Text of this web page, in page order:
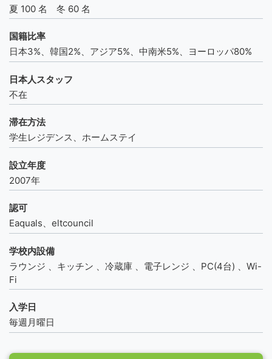
夏 100 名 冬 60 名
国籍比率
日本3%、韓国2%、アジア5%、中南米5%、ヨーロッパ80%
日本人スタッフ
不在
滞在方法
学生レジデンス、ホームステイ
設立年度
2007年
認可
Eaquals、eltcouncil
学校内設備
ラウンジ 、キッチン 、冷蔵庫 、電子レンジ 、PC(4台) 、Wi-
Fi
入学日
毎週月曜日